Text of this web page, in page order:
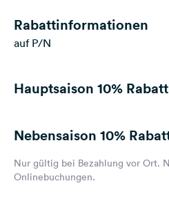
Einloggen
Sprache:
Rabattinformationen
auf P/N
Hauptsaison 10% Rabatt
Nebensaison 10%
Nur gültig bei Bezahlung vor Ort.
Onlinebuchungen.